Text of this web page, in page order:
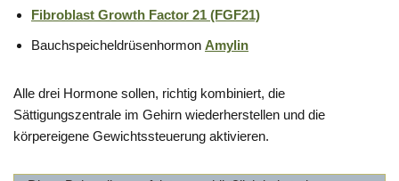
Fibroblast Growth Factor 21 (FGF21)
Bauchspeicheldrüsenhormon Amylin
Alle drei Hormone sollen, richtig kombiniert, die
Sättigungszentrale im Gehirn wiederherstellen und die
körpereigene Gewichtssteuerung aktivieren.